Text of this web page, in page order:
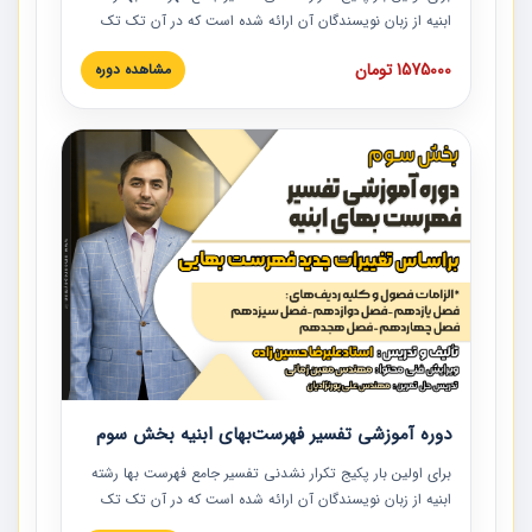
ابنیه از زبان نویسندگان آن ارائه شده است که در آن تک تک
ردیف ها و مطالب فهرست بها تفسیر و ارائه شده است. این
دوره به صورت کامل تصویری بوده و به همراه تصاویر عملیات
دوره با کلام مهندس علیرضاحسین‌زاده مدیر پروژه مهندسی
مشاور در امر بازنگری فهرست بها رشته ابنیه ارائه شده و به تمام
همکارانی که در حوزه صنعت ساخت در حال فعالیت هستند حتما
توصیه می کنیم از مطالب این دوره استفاده نمایند.
1575000 تومان مشاهده دوره
دوره آموزشی تفسیر فهرست‌بهای ابنیه بخش سوم
برای اولین بار پکیج تکرار نشدنی تفسیر جامع فهرست بها رشته
ابنیه از زبان نویسندگان آن ارائه شده است که در آن تک تک
ردیف ها و مطالب فهرست بها تفسیر و ارائه شده است. این